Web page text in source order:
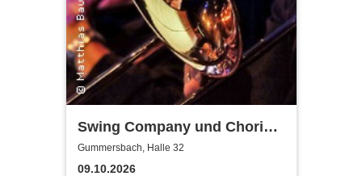
Swing Company und Chorios
Olpe
Gummersbach, Halle 32
09.10.2026